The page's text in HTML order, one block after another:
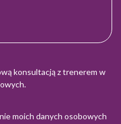
konsultacją z trenerem w
moich danych osobowych